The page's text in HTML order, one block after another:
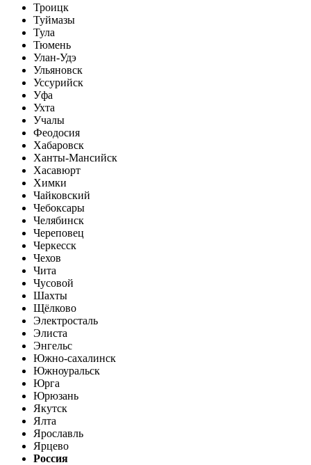
Троицк
Туймазы
Тула
Тюмень
Улан-Удэ
Ульяновск
Уссурийск
Уфа
Ухта
Учалы
Феодосия
Хабаровск
Ханты-Мансийск
Хасавюрт
Химки
Чайковский
Чебоксары
Челябинск
Череповец
Черкесск
Чехов
Чита
Чусовой
Шахты
Щёлково
Электросталь
Элиста
Энгельс
Южно-сахалинск
Южноуральск
Юрга
Юрюзань
Якутск
Ялта
Ярославль
Ярцево
Россия